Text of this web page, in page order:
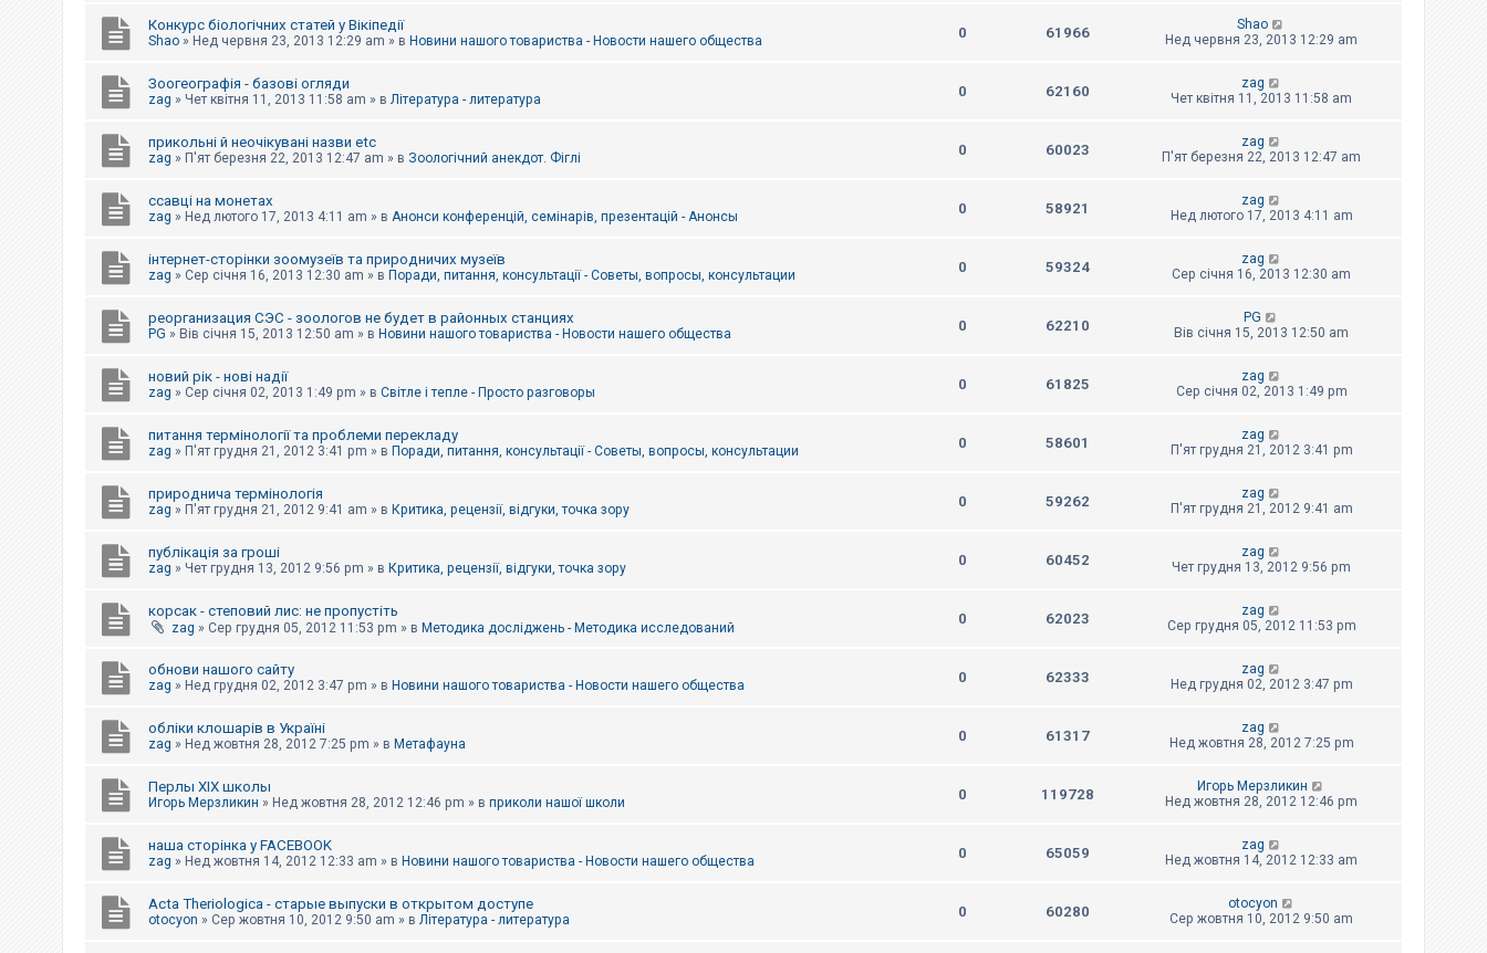
Конкурс біологічних статей у Вікіпедії
Shao » Нед червня 23, 2013 12:29 am » в Новини нашого товариства - Новости нашего общества 0 61966
Shao
Нед червня 23, 2013 12:29 am
Зоогеографія - базові огляди
zag » Чет квітня 11, 2013 11:58 am » в Література - литература 0 62160
zag
Чет квітня 11, 2013 11:58 am
прикольні й неочікувані назви etc
zag » П'ят березня 22, 2013 12:47 am » в Зоологічний анекдот. Фіглі 0 60023
zag
П'ят березня 22, 2013 12:47 am
ссавці на монетах
zag » Нед лютого 17, 2013 4:11 am » в Анонси конференцій, семінарів, презентацій - Анонсы 0 58921
zag
Нед лютого 17, 2013 4:11 am
інтернет-сторінки зоомузеїв та природничих музеїв
zag » Сер січня 16, 2013 12:30 am » в Поради, питання, консультації - Советы, вопросы, консультации 0 59324
zag
Сер січня 16, 2013 12:30 am
реорганизация СЭС - зоологов не будет в районных станциях
PG » Вів січня 15, 2013 12:50 am » в Новини нашого товариства - Новости нашего общества 0 62210
PG
Вів січня 15, 2013 12:50 am
новий рік - нові надії
zag » Сер січня 02, 2013 1:49 pm » в Світле і тепле - Просто разговоры 0 61825
zag
Сер січня 02, 2013 1:49 pm
питання термінології та проблеми перекладу
zag » П'ят грудня 21, 2012 3:41 pm » в Поради, питання, консультації - Советы, вопросы, консультации 0 58601
zag
П'ят грудня 21, 2012 3:41 pm
природнича термінологія
zag » П'ят грудня 21, 2012 9:41 am » в Критика, рецензії, відгуки, точка зору 0 59262
zag
П'ят грудня 21, 2012 9:41 am
публікація за гроші
zag » Чет грудня 13, 2012 9:56 pm » в Критика, рецензії, відгуки, точка зору 0 60452
zag
Чет грудня 13, 2012 9:56 pm
корсак - степовий лис: не пропустіть
zag » Сер грудня 05, 2012 11:53 pm » в Методика досліджень - Методика исследований
0 62023
zag
Сер грудня 05, 2012 11:53 pm
обнови нашого сайту
zag » Нед грудня 02, 2012 3:47 pm » в Новини нашого товариства - Новости нашего общества 0 62333
zag
Нед грудня 02, 2012 3:47 pm
обліки клошарів в Україні
zag » Нед жовтня 28, 2012 7:25 pm » в Метафауна 0 61317
zag
Нед жовтня 28, 2012 7:25 pm
Перлы ХІХ школы
Игорь Мерзликин » Нед жовтня 28, 2012 12:46 pm » в приколи нашої школи 0 119728
Игорь Мерзликин
Нед жовтня 28, 2012 12:46 pm
наша сторінка у FACEBOOK
zag » Нед жовтня 14, 2012 12:33 am » в Новини нашого товариства - Новости нашего общества 0 65059
zag
Нед жовтня 14, 2012 12:33 am
Acta Theriologica - старые выпуски в открытом доступе
otocyon » Сер жовтня 10, 2012 9:50 am » в Література - литература 0 60280
otocyon
Сер жовтня 10, 2012 9:50 am